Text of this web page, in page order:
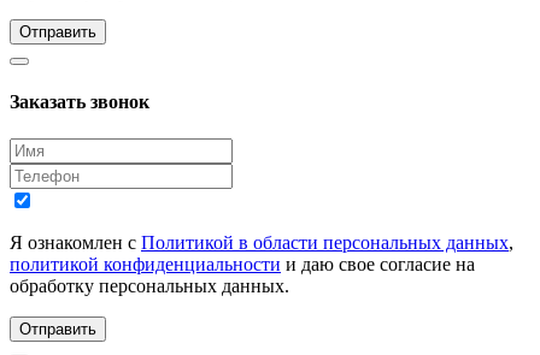
Отправить
Заказать звонок
Я ознакомлен с Политикой в области персональных данных,
политикой конфиденциальности и даю свое согласие на
обработку персональных данных.
Отправить